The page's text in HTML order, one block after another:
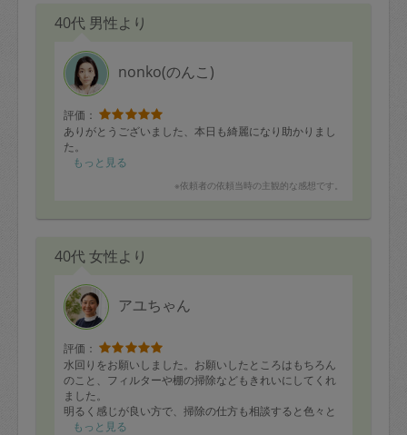
40代 男性より
nonko(のんこ)
評価：
ありがとうございました、本日も綺麗になり助かりまし
た。
もっと見る
※依頼者の依頼当時の主観的な感想です。
40代 女性より
アユちゃん
評価：
水回りをお願いしました。お願いしたところはもちろん
のこと、フィルターや棚の掃除などもきれいにしてくれ
ました。
明るく感じが良い方で、掃除の仕方も相談すると色々と
教えてくれて、話しやすい方でした。
もっと見る